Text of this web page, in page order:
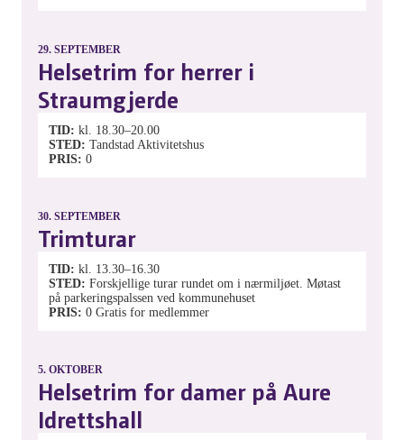
29. SEPTEMBER
Helsetrim for herrer i
Straumgjerde
TID kl. 18.30–20.00
STED Tandstad Aktivitetshus
PRIS 0
30. SEPTEMBER
Trimturar
TID kl. 13.30–16.30
STED Forskjellige turar rundet om i nærmiljøet. Møtast
på parkeringspalssen ved kommunehuset
PRIS 0 Gratis for medlemmer
5. OKTOBER
Helsetrim for damer på Aure
Idrettshall